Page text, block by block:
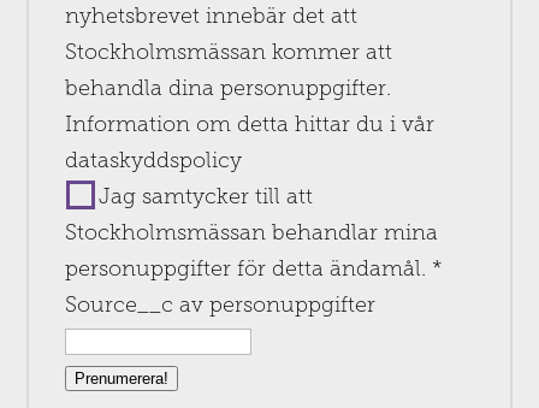
nyhetsbrevet innebär det att
Stockholmsmässan kommer att
behandla dina personuppgifter.
Information om detta hittar du i vår
dataskyddspolicy
Jag samtycker till att
Stockholmsmässan behandlar mina
personuppgifter för detta ändamål. *
Source__c av personuppgifter
Prenumerera!